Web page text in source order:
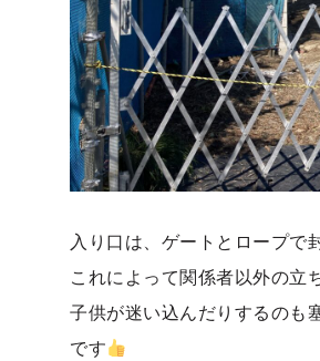
入り口は、ゲートとロープで
これによって関係者以外の立
子供が迷い込んだりするのも
です